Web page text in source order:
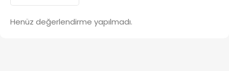
Henüz değerlendirme yapılmadı.